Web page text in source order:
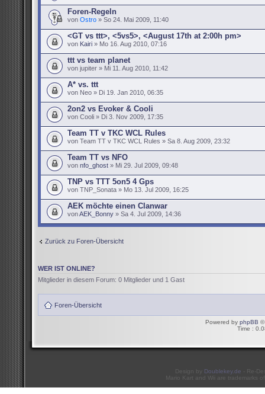
Foren-Regeln
von Ostro » So 24. Mai 2009, 11:40
<GT vs ttt>, <5vs5>, <August 17th at 2:00h pm>
von Kairi » Mo 16. Aug 2010, 07:16
ttt vs team planet
von jupiter » Mi 11. Aug 2010, 11:42
A* vs. ttt
von Neo » Di 19. Jan 2010, 06:35
2on2 vs Evoker & Cooli
von Cooli » Di 3. Nov 2009, 17:35
Team TT v TKC WCL Rules
von Team TT v TKC WCL Rules » Sa 8. Aug 2009, 23:32
Team TT vs NFO
von nfo_ghost » Mi 29. Jul 2009, 09:48
TNP vs TTT 5on5 4 Gps
von TNP_Sonata » Mo 13. Jul 2009, 16:25
AEK möchte einen Clanwar
vonAEK_Bonny » Sa 4. Jul 2009, 14:36
Zurück zu Foren-Übersicht
WER IST ONLINE?
Mitglieder in diesem Forum: 0 Mitglieder und 1 Gast
Foren-Übersicht
Powered by phpBB ©
Time :
Design by Doublekey.de - Re-
Mario Kart and Wii are trademarks